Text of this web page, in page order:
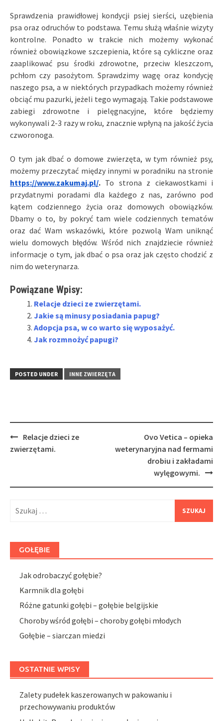
Sprawdzenia prawidłowej kondycji psiej sierści, uzębienia
psa oraz odruchów to podstawa. Temu służą właśnie wizyty
kontrolne. Ponadto w trakcie nich możemy wykonać
również obowiązkowe szczepienia, które są cykliczne oraz
zaaplikować psu środki zdrowotne, przeciw kleszczom,
pchłom czy pasożytom. Sprawdzimy wagę oraz kondycję
naszego psa, a w niektórych przypadkach możemy również
obciąć mu pazurki, jeżeli tego wymagają. Takie podstawowe
zabiegi zdrowotne i pielęgnacyjne, które będziemy
wykonywali 2-3 razy w roku, znacznie wpłyną na jakość życia
czworonoga.
O tym jak dbać o domowe zwierzęta, w tym również psy,
możemy przeczytać między innymi w poradniku na stronie
https://www.zakumaj.pl/. To strona z ciekawostkami i
przydatnymi poradami dla każdego z nas, zarówno pod
kątem codziennego życia oraz domowych obowiązków.
Dbamy o to, by pokryć tam wiele codziennych tematów
oraz dać Wam wskazówki, które pozwolą Wam uniknąć
wielu domowych błędów. Wśród nich znajdziecie również
informacje o tym, jak dbać o psa oraz jak często chodzić z
nim do weterynarza.
Powiązane Wpisy:
Relacje dzieci ze zwierzętami.
Jakie są minusy posiadania papug?
Adopcja psa, w co warto się wyposażyć.
Jak rozmnożyć papugi?
POSTED UNDER INNE ZWIERZĘTA
Post
navigation
Relacje dzieci ze
zwierzętami.
Ovo Vetica – opieka
weterynaryjna nad fermami
drobiu i zakładami
wylęgowymi.
GOŁĘBIE
Jak odrobaczyć gołębie?
Karmnik dla gołębi
Różne gatunki gołębi – gołębie belgijskie
Choroby wśród gołębi – choroby gołębi młodych
Gołębie – siarczan miedzi
OSTATNIE WPISY
Zalety pudełek kaszerowanych w pakowaniu i
przechowywaniu produktów